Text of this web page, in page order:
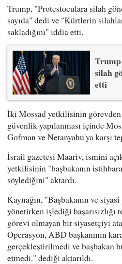
Trump, "Protestoculara silah
sayıda" dedi ve "Kürtlerin
sakladığını" iddia etti.
silah
etti
İki Mossad yetkilisinin görevden
güvenlik yapılanması içinde
Gofman ve Netanyahu'ya karşı
İsrail gazetesi Maariv, ismini
yetkilisinin "başbakanın
söylediğini" aktardı.
Kaynağın, "Başbakanın ve
yönetirken işlediği başarısızlığı
görevi olmayan bir siyasetçiyi
Operasyon, ABD başkanının
gerçekleştirilmedi ve başbakan
etmedi." dediği aktarıldı.